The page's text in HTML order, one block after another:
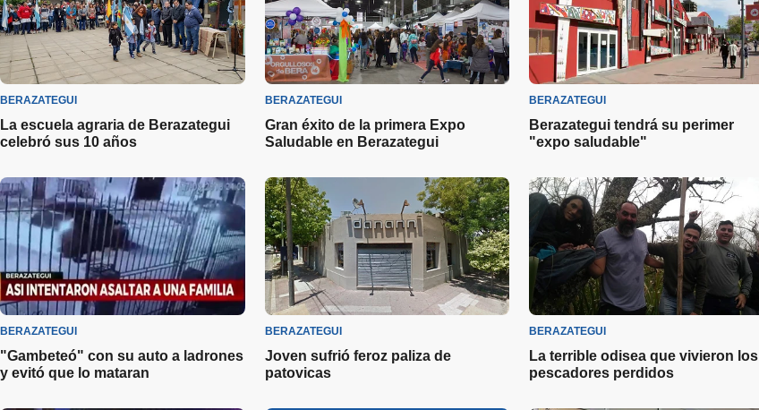
BERAZATEGUI
La escuela agraria de Berazategui
celebró sus 10 años
BERAZATEGUI
Gran éxito de la primera Expo
Saludable en Berazategui
BERAZATEGUI
Berazategui tendrá su perimer
"expo saludable"
BERAZATEGUI
"Gambeteó" con su auto a ladrones
y evitó que lo mataran
BERAZATEGUI
Joven sufrió feroz paliza de
patovicas
BERAZATEGUI
La terrible odisea que vivieron los
pescadores perdidos